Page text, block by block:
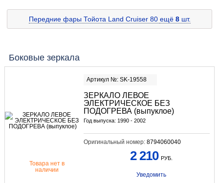
Передние фары Тойота Land Cruiser 80 ещё 8шт.
Боковые зеркала
Артикул №: SK-19558
ЗЕРКАЛО ЛЕВОЕ
ЭЛЕКТРИЧЕСКОЕ БЕЗ
ПОДОГРЕВА (выпуклое)
Год выпуска: 1990 - 2002
Оригинальный номер: 8794060040
Товара нет в
наличии
2 210 РУБ.
Уведомить